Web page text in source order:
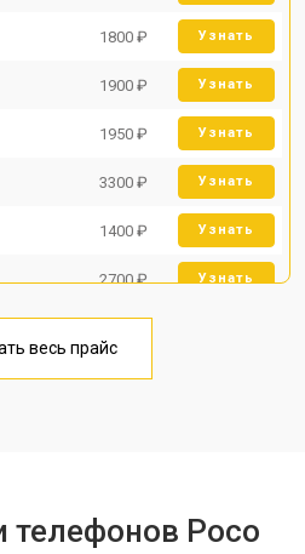
1800 ₽ Узнать
1900 ₽ Узнать
1950 ₽ Узнать
3300 ₽ Узнать
1400 ₽ Узнать
2700 ₽ Узнать
1750 ₽
весь прайс
телефонов Poco